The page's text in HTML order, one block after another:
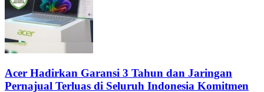
Acer Hadirkan Garansi 3 Tahun dan Jaringan
Pernajual Terluas di Seluruh Indonesia Komitmen